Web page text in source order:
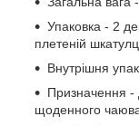
Упаковка - 2
плетеній
Внутрішня
Призначення -
щоденного